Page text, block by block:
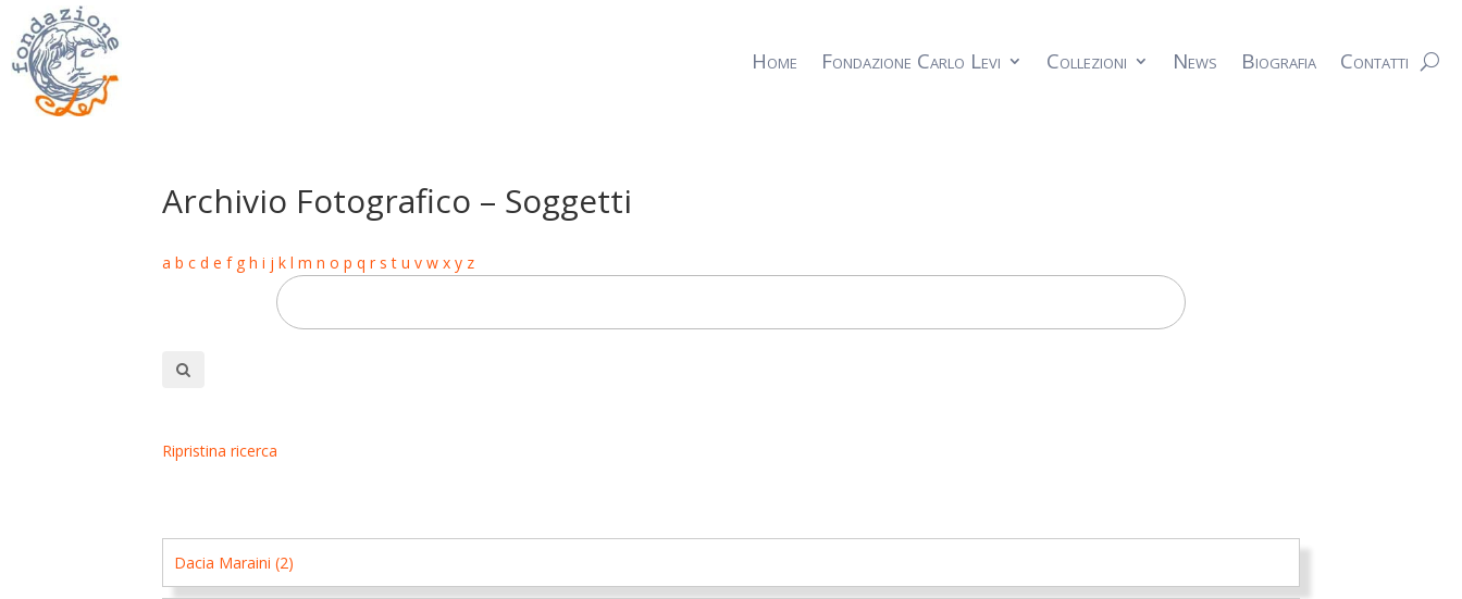
Home Fondazione Carlo Levi Collezioni News Biografia Contatti
Archivio Fotografico – Soggetti
abcdef ghi jklmnopqrstuvwxy z
Ripristina ricerca
Dacia Maraini (2)